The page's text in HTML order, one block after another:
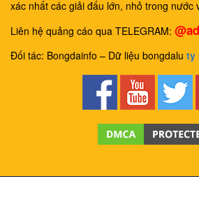
xác nhất các giải đấu lớn, nhỏ trong nước
Liên hệ quảng cáo qua TELEGRAM:
Đối tác: Bongdainfo – Dữ liệu bongdalu ty